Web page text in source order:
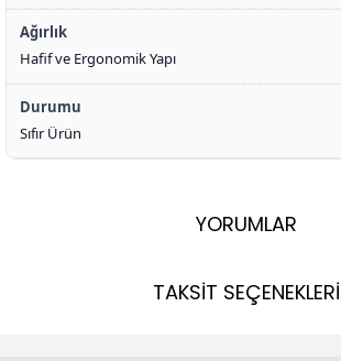
Ağırlık
Hafif ve Ergonomik Yapı
Durumu
Sıfır Ürün
YORUMLAR
TAKSİT SEÇENEKLERİ